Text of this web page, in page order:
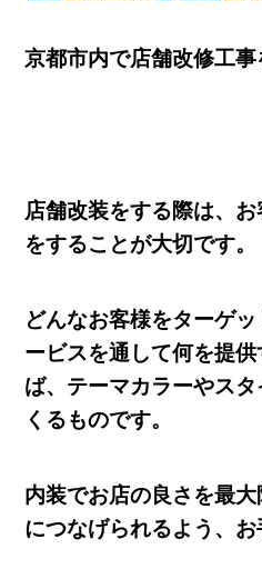
京都市内で店舗改修工事
店舗改装をする際は、
をすることが大切です。
どんなお客様をターゲ
ービスを通して何を提
ば、テーマカラーやス
くるものです。
内装でお店の良さを最
につなげられるよう、お